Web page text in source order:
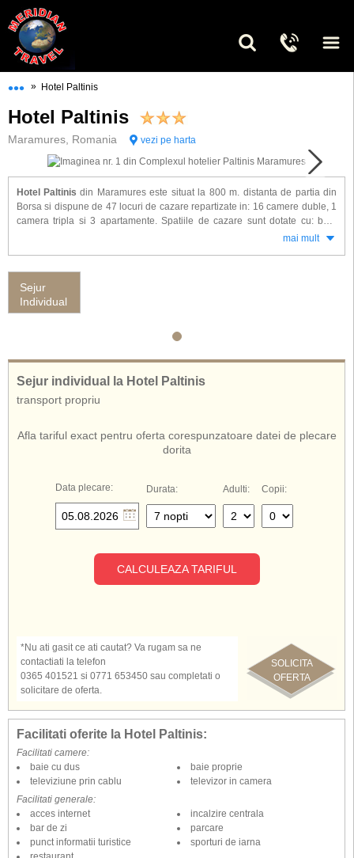
••• » Hotel Paltinis
Hotel Paltinis
Maramures, Romania vezi pe harta
Hotel Paltinis din Maramures este situat la 800 m. distanta de partia din
Borsa si dispune de 47 locuri de cazare repartizate in: 16 camere duble, 1
camera tripla si 3 apartamente. Spatiile de cazare sunt dotate cu: baie
a complexului, asigura necesarul de peste proaspat.
Adresa hotel Paltinis
mai mult
Sejur
Individual
Sejur individual la Hotel Paltinis
transport propriu
Afla tariful exact pentru oferta corespunzatoare datei de plecare
dorita
Data plecare: Durata: Adulti: Copii:
CALCULEAZA TARIFUL
SOLICITA
OFERTA
*Nu ati gasit ce ati cautat? Va rugam sa ne
contactiati la telefon
0365 401521 si 0771 653450 sau completati o
solicitare de oferta.
Facilitati oferite la Hotel Paltinis:
Facilitati camere:
baie cu dus
baie proprie
televiziune prin cablu
televizor in camera
Facilitati generale:
acces internet
bar de zi
incalzire centrala
parcare
punct informatii turistice
sporturi de iarna